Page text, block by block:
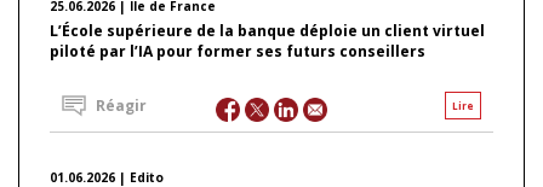
25.06.2026 | Ile de France
L’École supérieure de la banque déploie un client virtuel
piloté par l’IA pour former ses futurs conseillers
Lire
Réagir
01.06.2026 | Edito